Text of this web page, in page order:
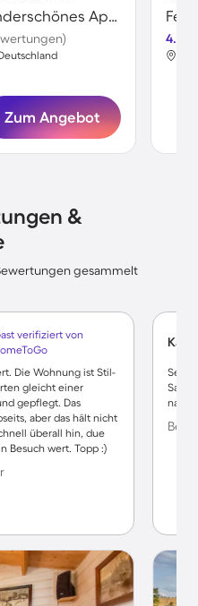
Kinderfreundliches wunderschönes Apartment mit Garten und Grill
Zum Angebot
4.8
&
gesammelt
verifiziert von
Die Wohnung ist Stil-
gleicht einer
gepflegt. Das
aber das hält nicht
überall hin, due
Besuch wert. Topp :)
Sehr
nach